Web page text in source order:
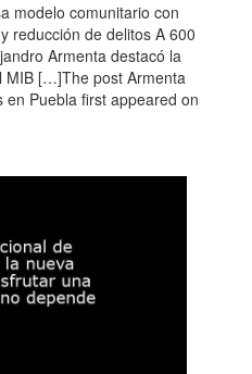
modelo comunitario con
reducción de delitos A 600
Armenta destacó la
MIB […]The post Armenta
Puebla first appeared on